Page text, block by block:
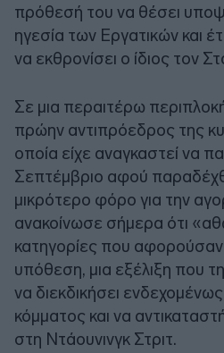
πρόθεσή του να θέσει
ηγεσία των Εργατικών και
να εκθρονίσει ο ίδιος τον
Σε μια περαιτέρω
πρώην αντιπρόεδρος της
οποία είχε αναγκαστεί να
Σεπτέμβριο αφού
μικρότερο φόρο για την
ανακοίνωσε σήμερα ότι
κατηγορίες που
υπόθεση, μια εξέλιξη που
να διεκδικήσει
κόμματος και να
στη Ντάουνινγκ Στριτ.